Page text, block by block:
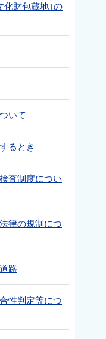
化財包蔵地｣の
いて
るとき
査制度につい
律の規制につ
路
性判定等につ